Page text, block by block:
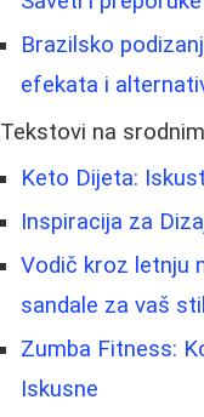
Brazilsko
efekata i
Tekstovi na
Keto Dijeta:
Inspiracija za
Vodič kroz letnju
sandale za vaš stil
Zumba Fitness:
Iskusne